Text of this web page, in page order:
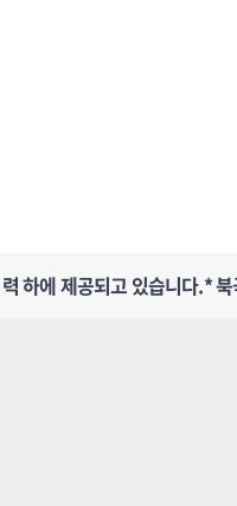
하에 제공되고 있습니다.*